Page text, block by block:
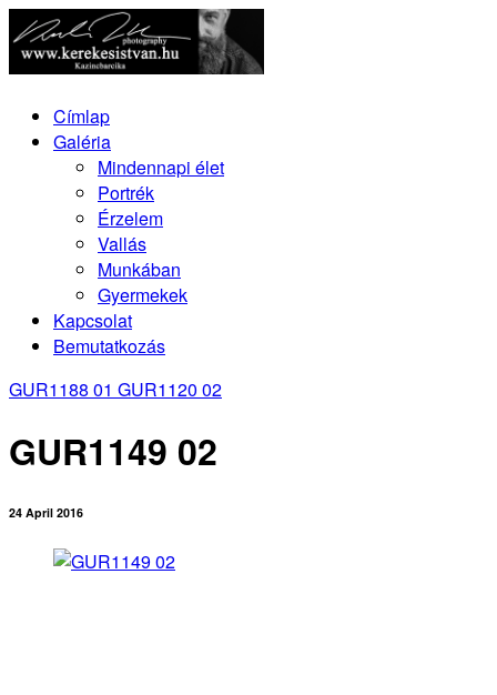
Címlap
Galéria
Mindennapi élet
Portrék
Érzelem
Vallás
Munkában
Gyermekek
Kapcsolat
Bemutatkozás
GUR1188 01 GUR1120 02
GUR1149 02
24 April 2016